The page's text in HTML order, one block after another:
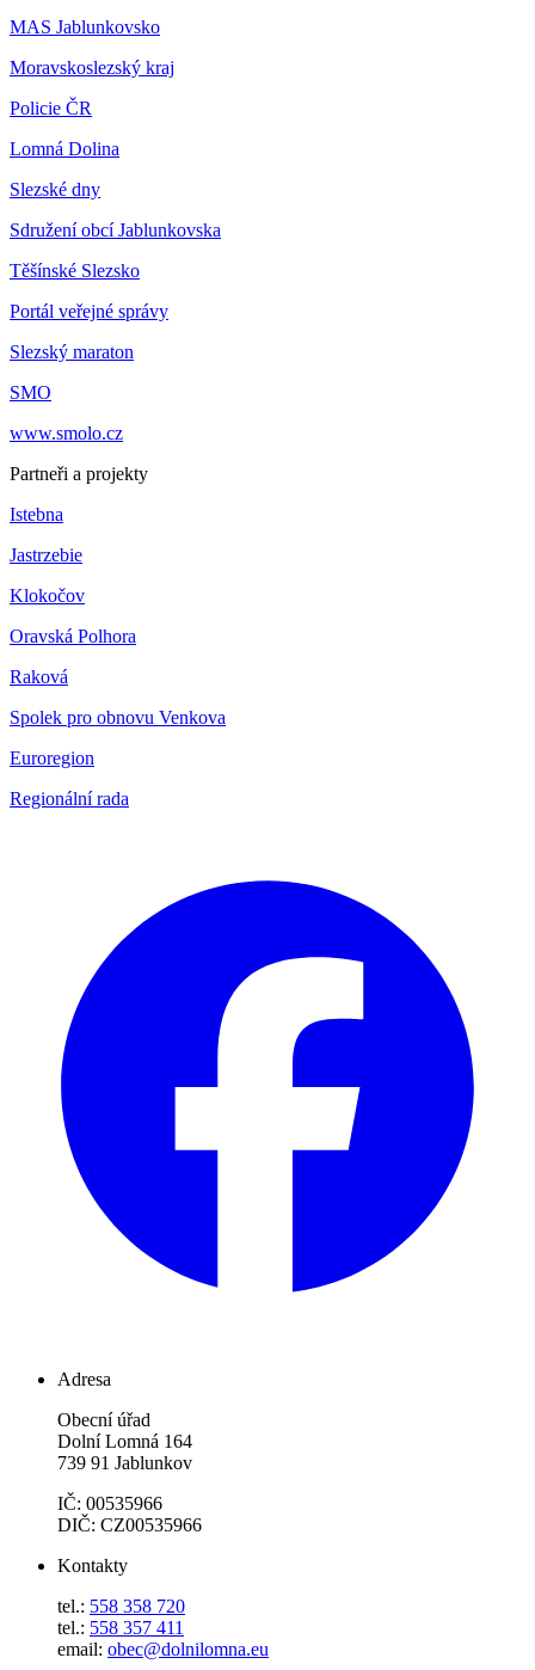
MAS Jablunkovsko
Moravskoslezský kraj
Policie ČR
Lomná Dolina
Slezské dny
Sdružení obcí Jablunkovska
Těšínské Slezsko
Portál veřejné správy
Slezský maraton
SMO
www.smolo.cz
Partneři a projekty
Istebna
Jastrzebie
Klokočov
Oravská Polhora
Raková
Spolek pro obnovu Venkova
Euroregion
Regionální rada
Adresa
Obecní úřad
Dolní Lomná 164
739 91 Jablunkov
IČ: 00535966
DIČ: CZ00535966
Kontakty
tel.: 558 358 720
tel.: 558 357 411
email: obec@dolnilomna.eu